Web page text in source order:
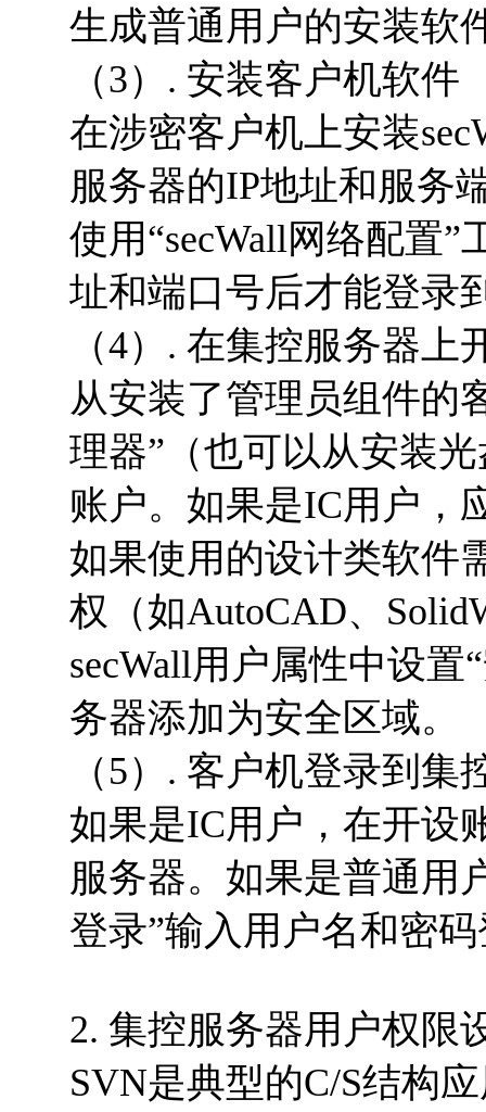
生成普通用户的安装软
（3）. 安装客户机软件
在涉密客户机上安装
服务器的IP地址和服务
使用“secWall网络配置
址和端口号后才能登录
（4）. 在集控服务器上
从安装了管理员组件的
理器”（也可以从安装
账户。如果是IC用户，
如果使用的设计类软件
权（如AutoCAD、
secWall用户属性中设置
务器添加为安全区域。
（5）. 客户机登录到集
如果是IC用户，在开设
服务器。如果是普通用
登录”输入用户名和密
2. 集控服务器用户权限
SVN是典型的C/S结构